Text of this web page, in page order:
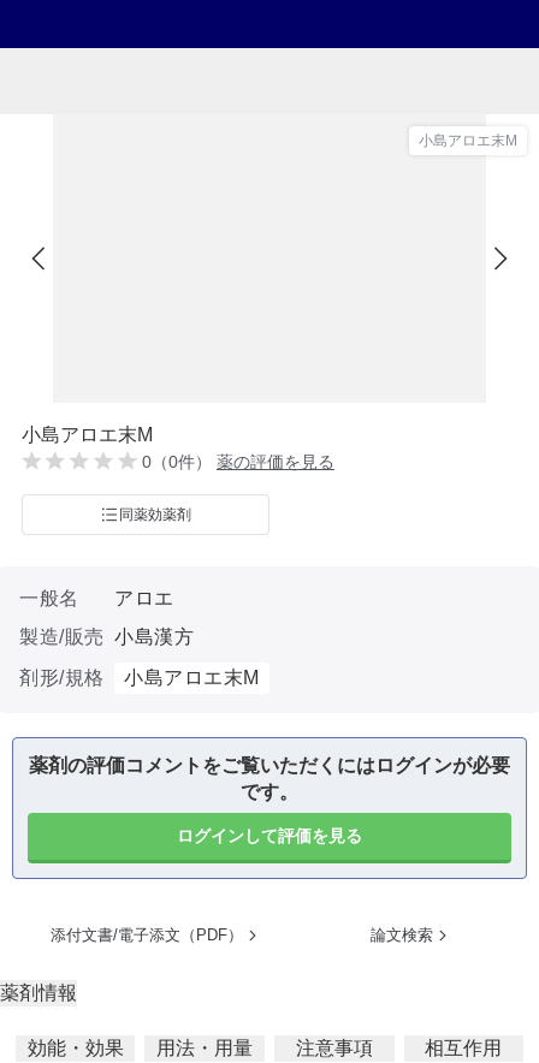
小島アロエ末M
小島アロエ末M
0（0件） 薬の評価を見る
同薬効薬剤
一般名
アロエ
製造/販売 小島漢方
剤形/規格
小島アロエ末M
薬剤の評価コメントをご覧いただくにはログインが必要
です。
ログインして評価を見る
添付文書/電子添文（PDF） 論文検索
薬剤情報
効能・効果 用法・用量 注意事項
相互作用